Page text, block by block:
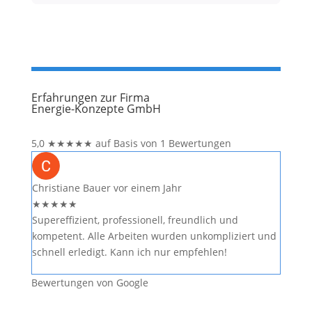
Erfahrungen zur Firma
Energie-Konzepte GmbH
5,0 ★★★★★ auf Basis von 1 Bewertungen
Christiane Bauer vor einem Jahr
★★★★★
Supereffizient, professionell, freundlich und
kompetent. Alle Arbeiten wurden unkompliziert und
schnell erledigt. Kann ich nur empfehlen!
Bewertungen von Google